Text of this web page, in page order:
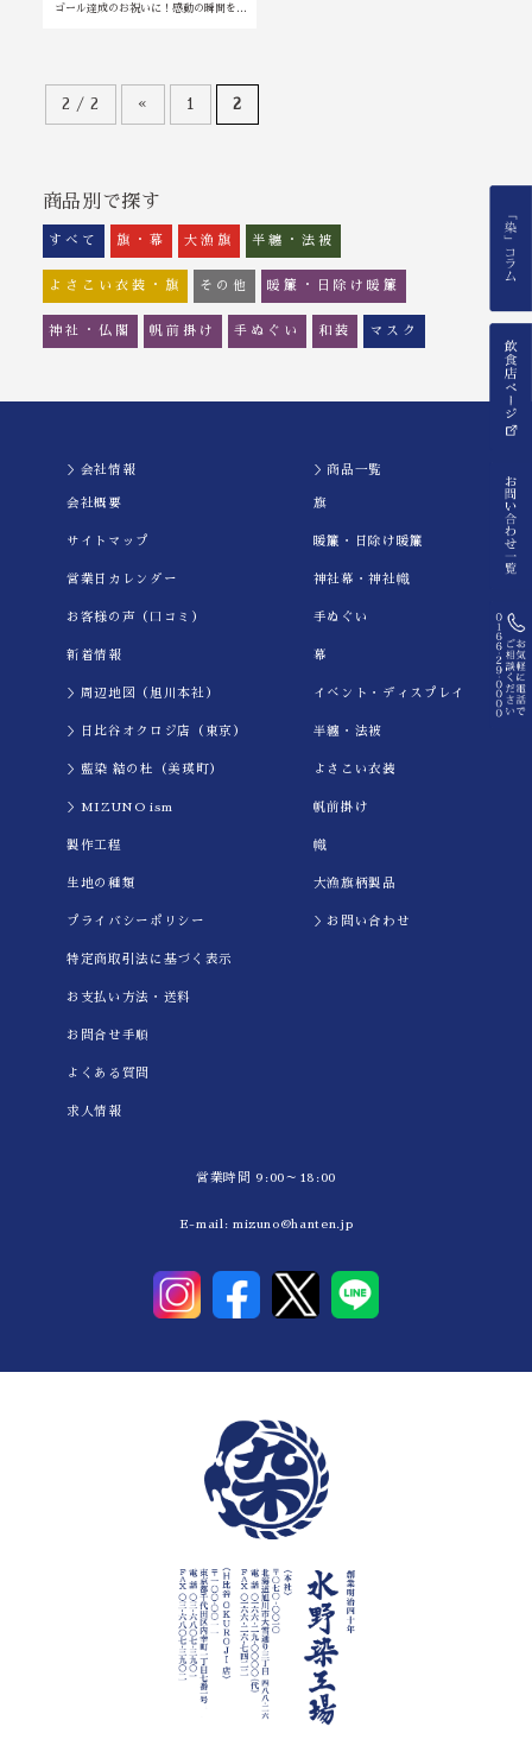
ゴール達成のお祝いに！感動の瞬間を…
2 / 2 « 1 2
商品別で探す
すべて 旗・幕 大漁旗 半纏・法被
よさこい衣装・旗 その他 暖簾・日除け暖簾
神社・仏閣 帆前掛け 手ぬぐい 和装 マスク
＞会社情報
会社概要
サイトマップ
営業日カレンダー
お客様の声（口コミ）
新着情報
＞周辺地図（旭川本社）
＞日比谷オクロジ店（東京）
＞藍染 結の杜（美瑛町）
＞MIZUNO ism
製作工程
生地の種類
プライバシーポリシー
特定商取引法に基づく表示
お支払い方法・送料
お問合せ手順
よくある質問
求人情報
＞商品一覧
旗
暖簾・日除け暖簾
神社幕・神社幟
手ぬぐい
幕
イべント・ディスプレイ
半纏・法被
よさこい衣装
帆前掛け
幟
大漁旗柄製品
＞お問い合わせ
営業時間 9:00～18:00
E-mail: mizuno@hanten.jp